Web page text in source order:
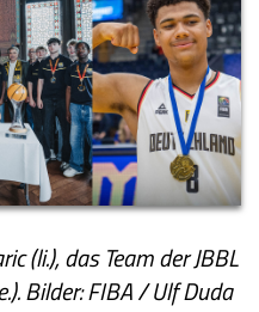
(li.), das Team der JBBL
Bilder: FIBA / Ulf Duda